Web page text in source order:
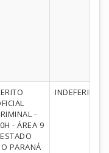
-
- ÁREA 9
PARANÁ
INDEFERIDO